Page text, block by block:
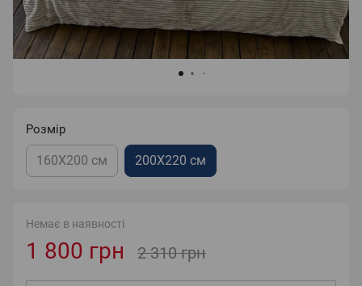
Розмір
160X200 см 200X220 см
Немає в наявності
1 800 грн 2 310 грн